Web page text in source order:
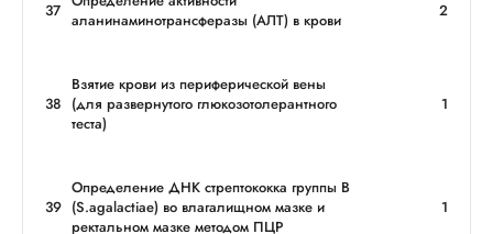
37 аланинаминотрансферазы (АЛТ) в крови
2
38
Взятие крови из периферической вены
(для развернутого глюкозотолерантного
теста)
1
39
Определение ДНК стрептококка группы B
(S.agalactiae) во влагалищном мазке и
ректальном мазке методом ПЦР
1